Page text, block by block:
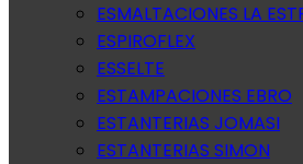
ESMALTACIONES LA
ESPIROFLEX
ESSELTE
ESTAMPACIONES EBRO
ESTANTERIAS JOMASI
ESTANTERIAS SIMON